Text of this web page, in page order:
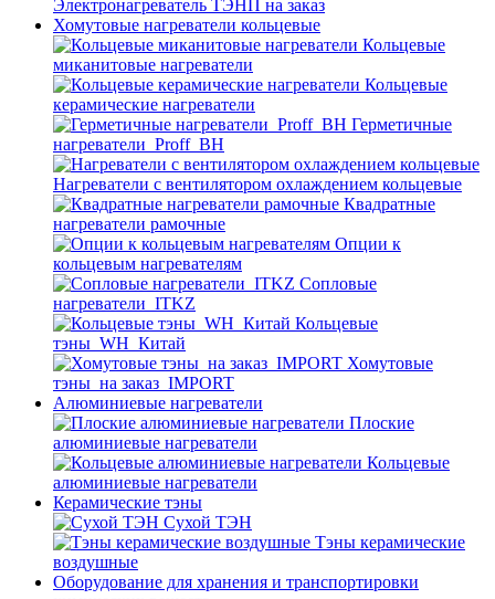
Электронагреватель ТЭНП на заказ
Хомутовые нагреватели кольцевые
Кольцевые
миканитовые нагреватели
Кольцевые
керамические нагреватели
Герметичные
нагреватели_Proff_BH
Нагреватели с вентилятором охлаждением кольцевые
Квадратные
нагреватели рамочные
Опции к
кольцевым нагревателям
Cопловые
нагреватели_ITKZ
Кольцевые
тэны_WH_Китай
Хомутовые
тэны_на заказ_IMPORT
Алюминиевые нагреватели
Плоские
алюминиевые нагреватели
Кольцевые
алюминиевые нагреватели
Керамические тэны
Сухой ТЭН
Тэны керамические
воздушные
Оборудование для хранения и транспортировки